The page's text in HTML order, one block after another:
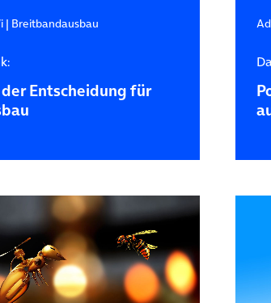
| Breitbandausbau
Entscheidung für